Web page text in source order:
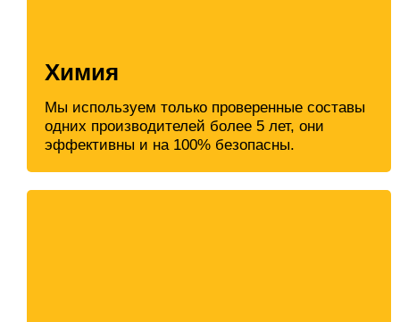
Химия
Мы используем только проверенные составы
одних производителей более 5 лет, они
эффективны и на 100% безопасны.